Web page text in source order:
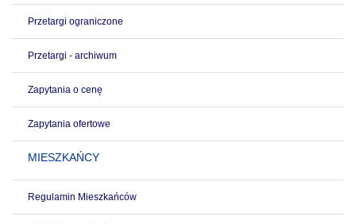
Przetargi ograniczone
Przetargi - archiwum
Zapytania o cenę
Zapytania ofertowe
MIESZKAŃCY
Regulamin Mieszkańców